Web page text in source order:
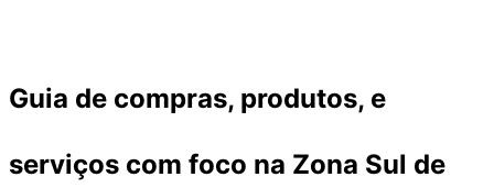
o
Guia de compras, produtos, e
serviços com foco na Zona Sul de